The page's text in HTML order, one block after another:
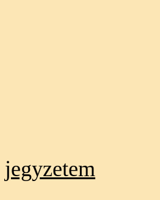
jegyzetem